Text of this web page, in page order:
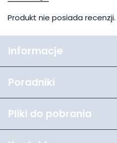
Produkt nie posiada recenzji.
Informacje
Poradniki
Pliki do pobrania